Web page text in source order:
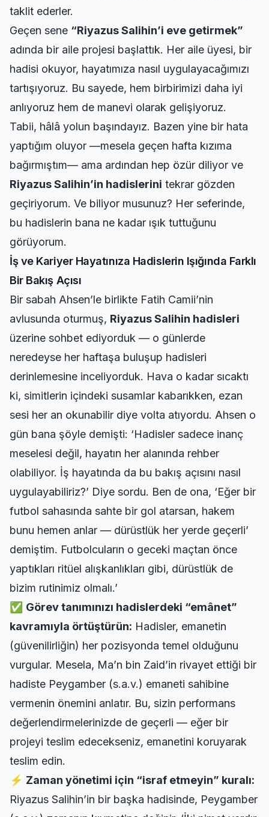
taklit ederler.
Geçen sene “Riyazus Salihin’i eve getirmek”
adında bir aile projesi başlattık. Her aile üyesi, bir
hadisi okuyor, hayatımıza nasıl uygulayacağımızı
tartışıyoruz. Bu sayede, hem birbirimizi daha iyi
anlıyoruz hem de manevi olarak gelişiyoruz.
Tabii, hâlâ yolun başındayız. Bazen yine bir hata
yaptığım oluyor —mesela geçen hafta kızıma
bağırmıştım— ama ardından hep özür diliyor ve
Riyazus Salihin’in hadislerini tekrar gözden
geçiriyorum. Ve biliyor musunuz? Her seferinde,
bu hadislerin bana ne kadar ışık tuttuğunu
görüyorum.
İş ve Kariyer Hayatınıza Hadislerin Işığında Farklı
Bir Bakış Açısı
Bir sabah Ahsen’le birlikte Fatih Camii’nin
avlusunda oturmuş, Riyazus Salihin hadisleri
üzerine sohbet ediyorduk — o günlerde
neredeyse her haftaşa buluşup hadisleri
derinlemesine inceliyorduk. Hava o kadar sıcaktı
ki, simitlerin içindeki susamlar kabarıkken, ezan
sesi her an okunabilir diye volta atıyordu. Ahsen o
gün bana şöyle demişti: ‘Hadisler sadece inanç
meselesi değil, hayatın her alanında rehber
olabiliyor. İş hayatında da bu bakış açısını nasıl
uygulayabiliriz?’ Diye sordu. Ben de ona, ‘Eğer bir
futbol sahasında sahte bir gol atarsan, hakem
bunu hemen anlar — dürüstlük her yerde geçerli’
demiştim. Futbolcuların o geceki maçtan önce
yaptıkları ritüel alışkanlıkları gibi, dürüstlük de
bizim rutinimiz olmalı.’
✅ Görev tanımınızı hadislerdeki “emânet”
kavramıyla örtüştürün: Hadisler, emanetin
(güvenilirliğin) her pozisyonda temel olduğunu
vurgular. Mesela, Ma’n bin Zaid’in rivayet ettiği bir
hadiste Peygamber (s.a.v.) emaneti sahibine
vermenin önemini anlatır. Bu, sizin performans
değerlendirmelerinizde de geçerli — eğer bir
projeyi teslim edecekseniz, emanetini koruyarak
teslim edin.
⚡ Zaman yönetimi için “israf etmeyin” kuralı:
Riyazus Salihin’in bir başka hadisinde, Peygamber